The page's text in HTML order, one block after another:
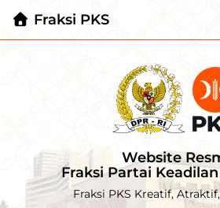
Fraksi PKS
Website
Fraksi Partai
Fraksi PKS Kreatif,